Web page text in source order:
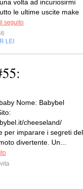
volta ad incuriosirmi
le ultime uscite make
seguito
LEI
Nome: Babybel
cheeseland/
per imparare i segreti del
divertente. Un...